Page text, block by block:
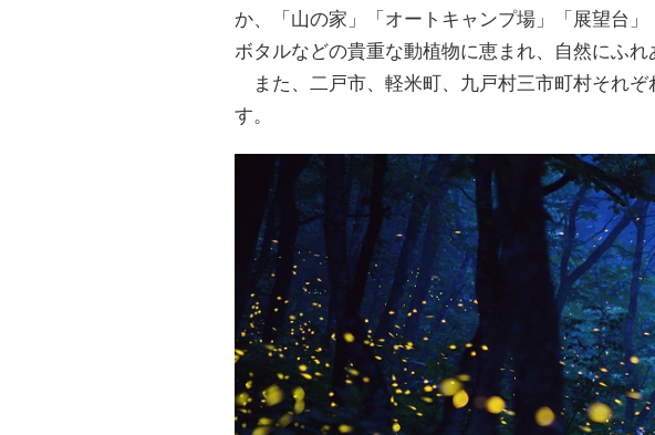
か、「山の家」「オートキャンプ場」「展望台
ボタルなどの貴重な動植物に恵まれ、自然にふ
また、二戸市、軽米町、九戸村三市町村それ
す。